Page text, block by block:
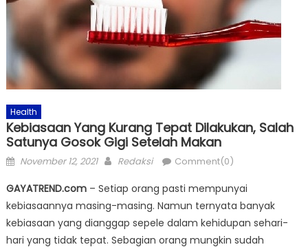
Health
Kebiasaan Yang Kurang Tepat Dilakukan, Salah
Satunya Gosok Gigi Setelah Makan
Posted
November 12, 2021 Author
Redaksi Comment(0)
GAYATREND.com– Setiap orang pasti mempunyai
kebiasaannya masing-masing. Namun ternyata banyak
kebiasaan yang dianggap sepele dalam kehidupan sehari-
hari yang tidak tepat. Sebagian orang mungkin sudah